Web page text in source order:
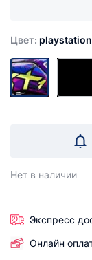
Цвет: playstation
Нет в наличии
Экспресс
Онлайн